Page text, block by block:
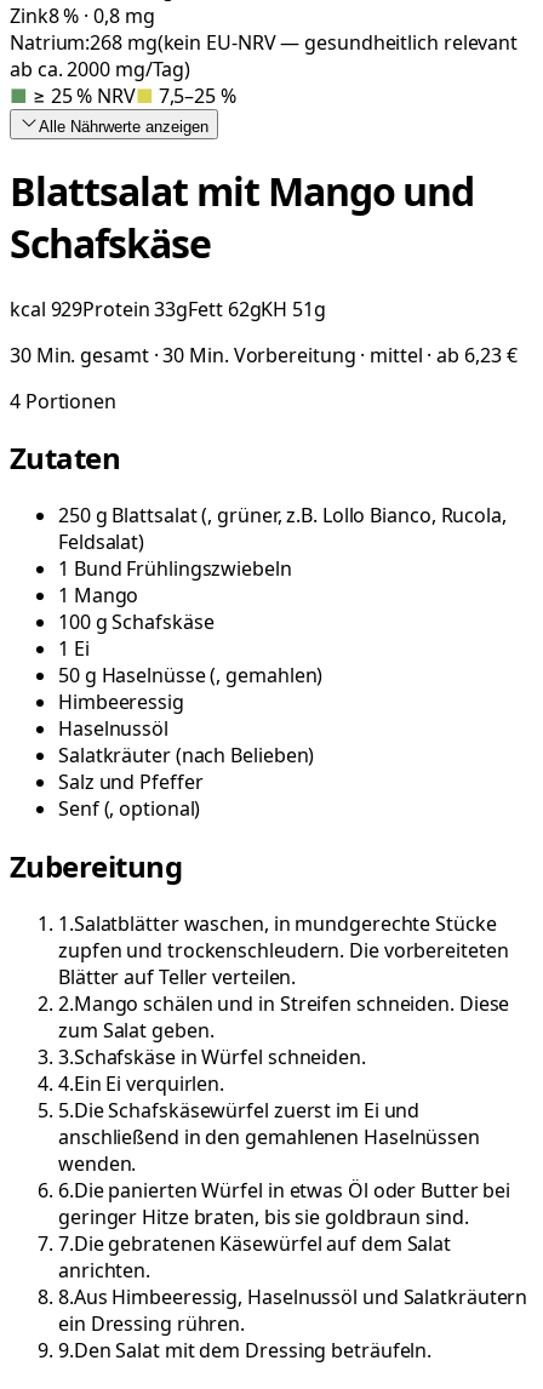
Zink8 % · 0,8 mg
Natrium:268mg(kein EU-NRV — gesundheitlich relevant
ab ca. 2000 mg/Tag)
■ ≥ 25 % NRV■ 7,5–25 %
Alle Nährwerte anzeigen
Blattsalat mit Mango und
Schafskäse
kcal 929Protein 33gFett 62gKH 51g
30 Min. gesamt · 30 Min. Vorbereitung · mittel · ab 6,23 €
4 Portionen
Zutaten
250g Blattsalat(, grüner, z.B. Lollo Bianco, Rucola,
Feldsalat)
1 Bund Frühlingszwiebeln
1 Mango
100gSchafskäse
1 Ei
50g Haselnüsse(, gemahlen)
Himbeeressig
Haselnussöl
Salatkräuter(nach Belieben)
Salz und Pfeffer
Senf(, optional)
Zubereitung
1.Salatblätter waschen, in mundgerechte Stücke
zupfen und trockenschleudern. Die vorbereiteten
Blätter auf Teller verteilen.
2.Mango schälen und in Streifen schneiden. Diese
zum Salat geben.
3.Schafskäse in Würfel schneiden.
4.Ein Ei verquirlen.
5.Die Schafskäsewürfel zuerst im Ei und
anschließend in den gemahlenen Haselnüssen
wenden.
6.Die panierten Würfel in etwas Öl oder Butter bei
geringer Hitze braten, bis sie goldbraun sind.
7.Die gebratenen Käsewürfel auf dem Salat
anrichten.
8.Aus Himbeeressig, Haselnussöl und Salatkräutern
ein Dressing rühren.
9.Den Salat mit dem Dressing beträufeln.